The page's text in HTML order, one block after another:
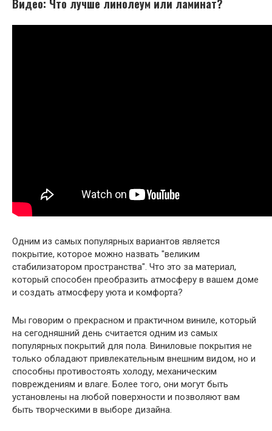
Видео: Что лучше линолеум или ламинат?
Одним из самых популярных вариантов является
покрытие, которое можно назвать "великим
стабилизатором пространства". Что это за материал,
который способен преобразить атмосферу в вашем доме
и создать атмосферу уюта и комфорта?
Мы говорим о прекрасном и практичном виниле, который
на сегодняшний день считается одним из самых
популярных покрытий для пола. Виниловые покрытия не
только обладают привлекательным внешним видом, но и
способны противостоять холоду, механическим
повреждениям и влаге. Более того, они могут быть
установлены на любой поверхности и позволяют вам
быть творческими в выборе дизайна.